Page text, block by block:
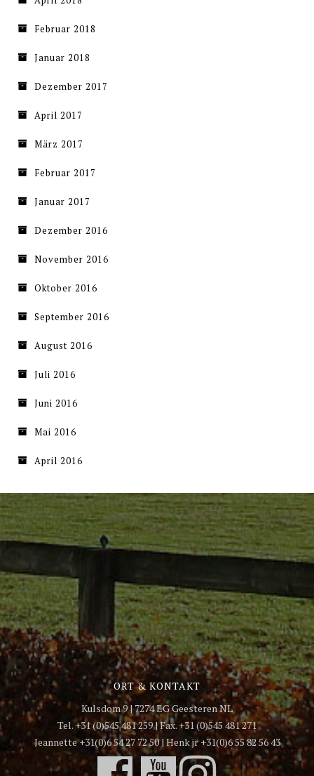
Februar 2018
Januar 2018
Dezember 2017
April 2017
März 2017
Februar 2017
Januar 2017
Dezember 2016
November 2016
Oktober 2016
September 2016
August 2016
Juli 2016
Juni 2016
Mai 2016
April 2016
ORT & KONTAKT
Kulsdom 9 | 7274 EG Geesteren NL
Tel. +31 (0)545 481 259 | Fax. +31 (0)545 481 271
Jeannette +31(0)6 54 27 72 50 | Henk jr +31(0)6 55 82 56 43